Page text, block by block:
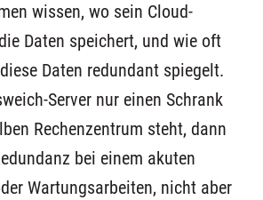
wissen, wo sein Cloud-
Daten speichert, und wie oft
Daten redundant spiegelt.
Server nur einen Schrank
Rechenzentrum steht, dann
bei einem akuten
Wartungsarbeiten, nicht aber